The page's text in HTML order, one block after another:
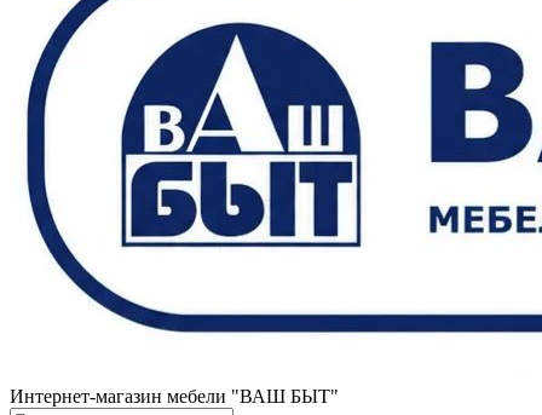
Интернет-магазин мебели "ВАШ БЫТ"